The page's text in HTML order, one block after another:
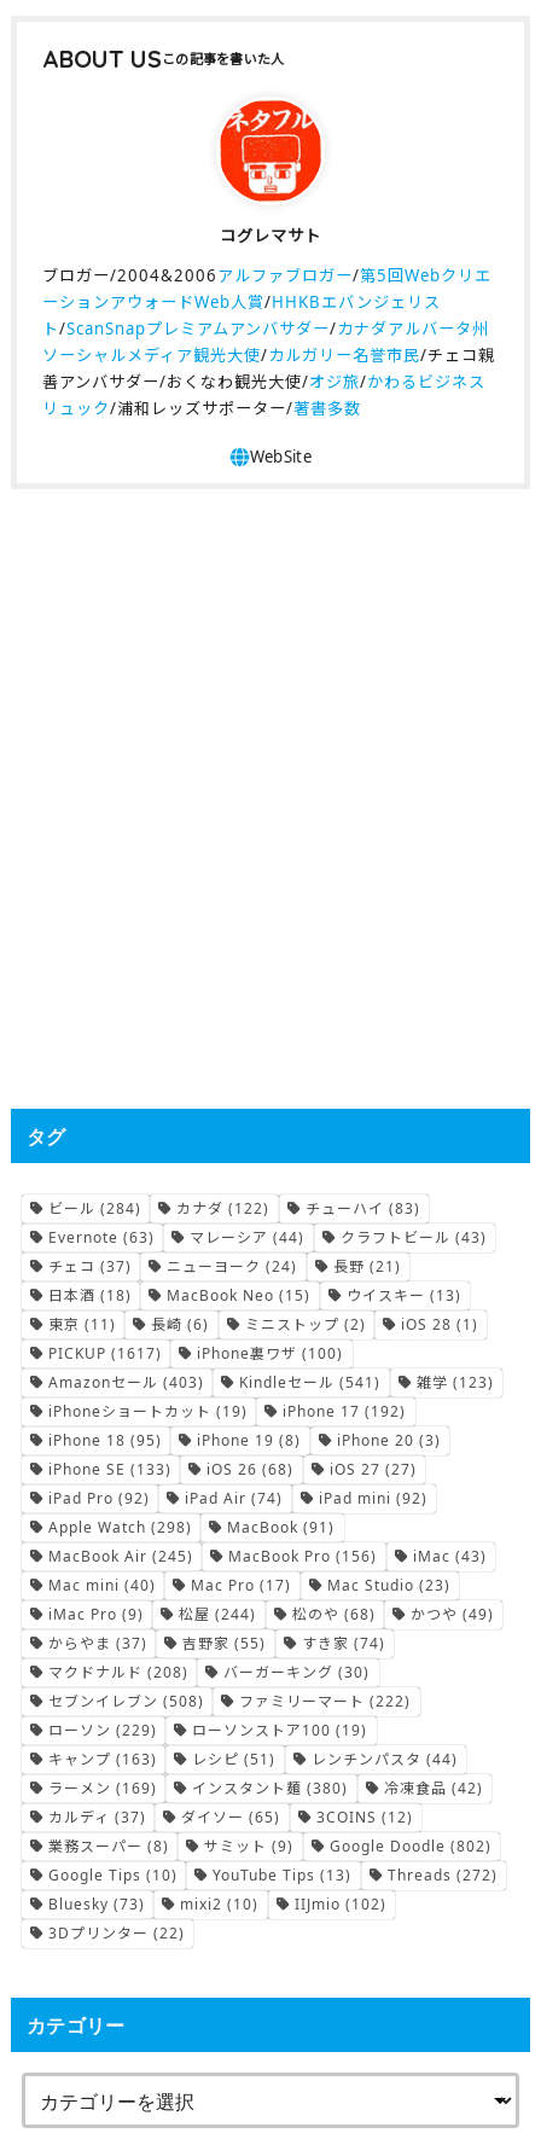
ABOUT US
コグレマサト
ブロガー/2004&2006アルファブロガー/第5回Webクリエ
ーションアウォードWeb人賞/HHKBエバンジェリス
ト/ScanSnapプレミアムアンバサダー/カナダアルバータ州
ソーシャルメディア観光大使/カルガリー名誉市民/チェコ親
善アンバサダー/おくなわ観光大使/オジ旅/かわるビジネス
リュック/浦和レッズサポーター/著書多数
タグ
ビール (284) カナダ (122) チューハイ (83)
Evernote (63) マレーシア (44) クラフトビール (43)
チェコ (37) ニューヨーク (24) 長野 (21)
日本酒 (18) MacBook Neo (15) ウイスキー (13)
東京 (11) 長崎 (6) ミニストップ (2) iOS 28 (1)
PICKUP (1617) iPhone裏ワザ (100)
Amazonセール (403) Kindleセール (541) 雑学 (123)
iPhoneショートカット (19) iPhone 17 (192)
iPhone 18 (95) iPhone 19 (8) iPhone 20 (3)
iPhone SE (133) iOS 26 (68) iOS 27 (27)
iPad Pro (92) iPad Air (74) iPad mini (92)
Apple Watch (298) MacBook (91)
MacBook Air (245) MacBook Pro (156) iMac (43)
Mac mini (40) Mac Pro (17) Mac Studio (23)
iMac Pro (9) 松屋 (244) 松のや (68) かつや (49)
からやま (37) 吉野家 (55) すき家 (74)
マクドナルド (208) バーガーキング (30)
セブンイレブン (508) ファミリーマート (222)
ローソン (229) ローソンストア100 (19)
キャンプ (163) レシピ (51) レンチンパスタ (44)
ラーメン (169) インスタント麺 (380) 冷凍食品 (42)
カルディ (37) ダイソー (65) 3COINS (12)
業務スーパー (8) サミット (9) Google Doodle (802)
Google Tips (10) YouTube Tips (13) Threads (272)
Bluesky (73) mixi2 (10) IIJmio (102)
3Dプリンター (22)
カテゴリー